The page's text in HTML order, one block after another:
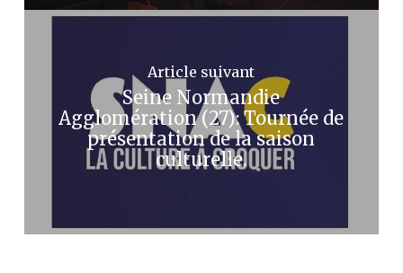
Article suivant
Seine Normandie
Agglomération (27): Tournée de
présentation de la saison
culturelle.